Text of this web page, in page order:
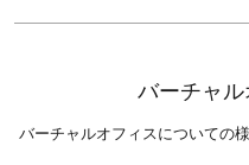
バーチャ
バーチャルオフィスについての